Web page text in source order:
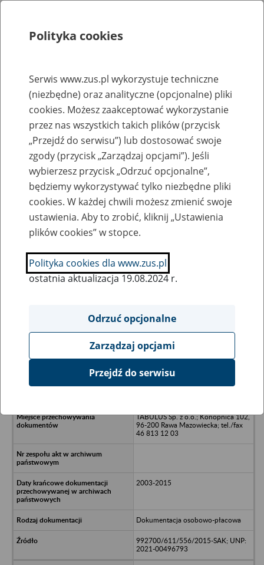
Rejestry, ewidencje i archiwa
Baza zlikwidowanych lub
przekształconych zakładów pracy
Nazwa zakładu pracy:
SZUKAJ
Ukryj wszystkie pozycje bazy
Jabłuszko Spółka z o.o. - Warszawa,
TABULUS Sp. z o.o.; Konopnica 102,
96-200 Rawa Mazowiecka; tel./fax
46 813 12 03
2003-2015
Dokumentacja osobowo-płacowa
992700/611/556/2015-SAK; UNP:
2021-00496793
Polityka cookies
Serwis www.zus.pl wykorzystuje techniczne
(niezbędne) oraz analityczne (opcjonalne) pliki
cookies. Możesz zaakceptować wykorzystanie
przez nas wszystkich takich plików (przycisk
„Przejdź do serwisu”) lub dostosować swoje
zgody (przycisk „Zarządzaj opcjami”). Jeśli
wybierzesz przycisk „Odrzuć opcjonalne”,
będziemy wykorzystywać tylko niezbędne pliki
cookies. W każdej chwili możesz zmienić swoje
ustawienia. Aby to zrobić, kliknij „Ustawienia
plików cookies” w stopce.
Polityka cookies dla www.zus.pl
ostatnia aktualizacja 19.08.2024 r.
Odrzuć opcjonalne
Zarządzaj opcjami
Przejdź do serwisu